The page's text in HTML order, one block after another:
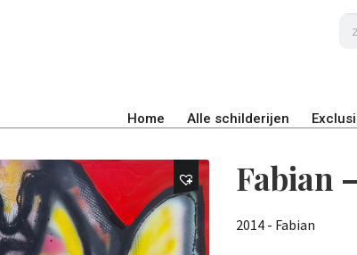
Home Alle schilderijen
Fabian
2014 - Fabian